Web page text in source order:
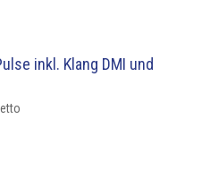
inkl. Klang DMI und